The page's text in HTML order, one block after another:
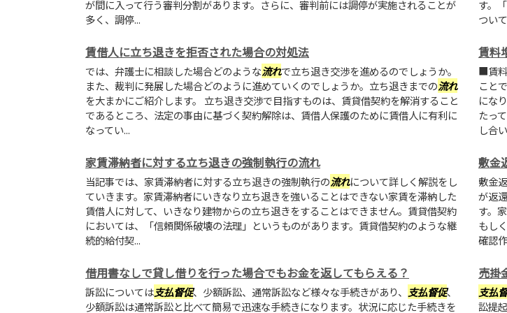
が間に入って行う審判分割があります。さらに、審判前には調停が実施されることが
多く、調停...
す。
つい
賃借人に立ち退きを拒否された場合の対処法
では、弁護士に相談した場合どのような流れで立ち退き交渉を進めるのでしょうか。
また、裁判に発展した場合どのように進めていくのでしょうか。立ち退きまでの流れ
を大まかにご紹介します。 立ち退き交渉で目指すものは、賃貸借契約を解消すること
であるところ、法定の事由に基づく契約解除は、賃借人保護のために賃借人に有利に
なってい...
賃料
■賃
こと
にな
たっ
し合
家賃滞納者に対する立ち退きの強制執行の流れ
当記事では、家賃滞納者に対する立ち退きの強制執行の流れについて詳しく解説をし
ていきます。家賃滞納者にいきなり立ち退きを強いることはできない家賃を滞納した
賃借人に対して、いきなり建物からの立ち退きをすることはできません。賃貸借契約
においては、「信頼関係破壊の法理」というものがあります。賃貸借契約のような継
続的給付契...
敷金
敷金
が返
す。
もし
確認
借用書なしで貸し借りを行った場合でもお金を返してもらえる？
訴訟については支払督促、少額訴訟、通常訴訟など様々な手続きがあり、 支払督促、
少額訴訟は通常訴訟と比べて簡易で迅速な手続きになります。状況に応じた手続きを
売掛
支払
訟提